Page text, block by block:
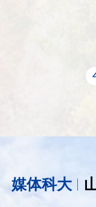
媒体科大